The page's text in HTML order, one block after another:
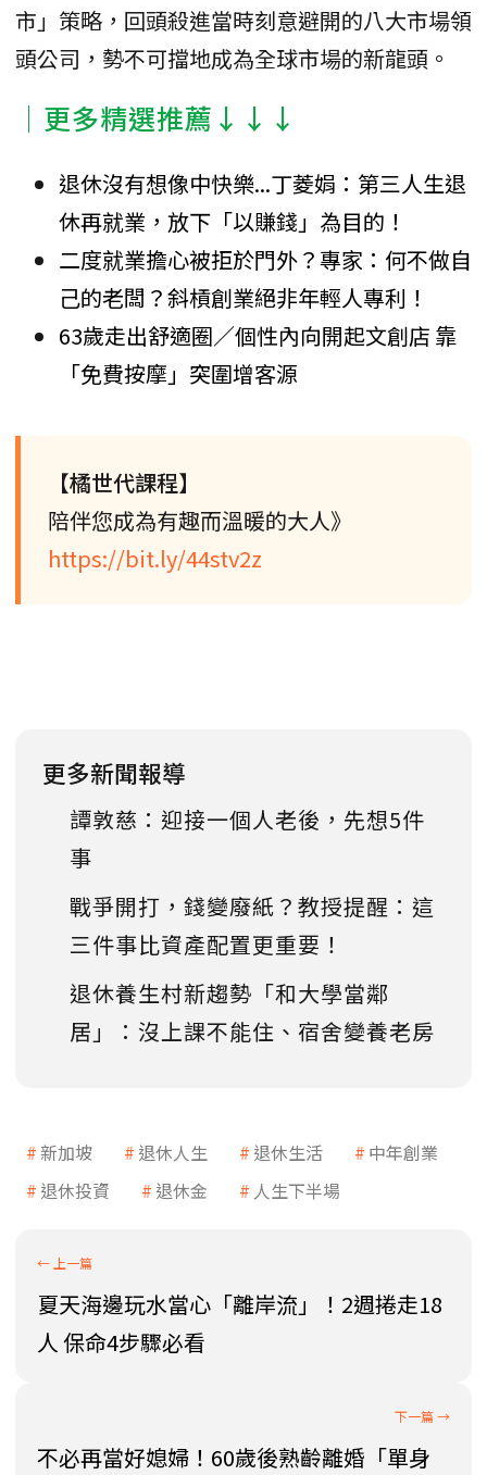
市」策略，回頭殺進當時刻意避開的八大市場領
頭公司，勢不可擋地成為全球市場的新龍頭。
│更多精選推薦↓↓↓
退休沒有想像中快樂...丁菱娟：第三人生退
休再就業，放下「以賺錢」為目的！
二度就業擔心被拒於門外？專家：何不做自
己的老闆？斜槓創業絕非年輕人專利！
63歲走出舒適圈／個性內向開起文創店 靠
「免費按摩」突圍增客源
【橘世代課程】
陪伴您成為有趣而溫暖的大人》
https://bit.ly/44stv2z
更多新聞報導
譚敦慈：迎接一個人老後，先想5件
事
戰爭開打，錢變廢紙？教授提醒：這
三件事比資產配置更重要！
退休養生村新趨勢「和大學當鄰
居」：沒上課不能住、宿舍變養老房
新加坡 退休人生 退休生活
中年創業
退休投資
退休金 人生下半場
夏天海邊玩水當心「離岸流」！2週捲走18
人 保命4步驟必看
不必再當好媳婦！60歲後熟齡離婚「單身